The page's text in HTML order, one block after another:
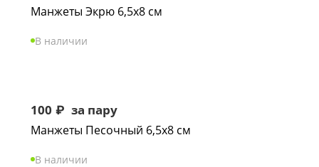
Манжеты Экрю 6,5х8 см
В наличии
100 ₽ за пару
Манжеты Песочный 6,5х8 см
В наличии